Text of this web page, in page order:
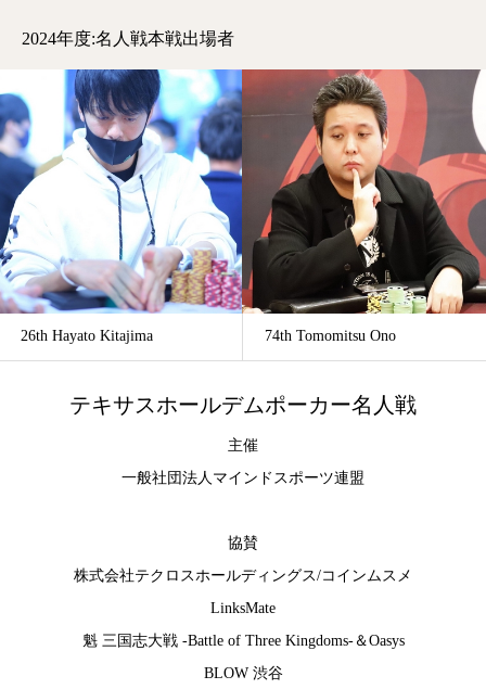
2024年度:名人戦本戦出場者
26th Hayato Kitajima 74th Tomomitsu Ono
テキサスホールデムポーカー名人戦
主催
一般社団法人マインドスポーツ連盟
協賛
株式会社テクロスホールディングス/コインムスメ
LinksMate
魁 三国志大戦 -Battle of Three Kingdoms-＆Oasys
BLOW 渋谷